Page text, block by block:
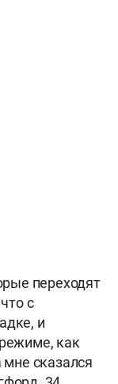
переходят
с
и
как
сказался